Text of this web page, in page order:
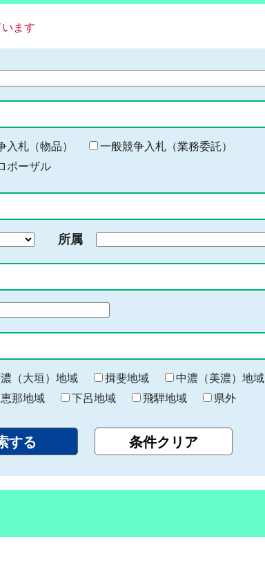
ます
入札（物品）
一般競争入札（業務委託）
ポーザル
所属
（大垣）地域 揖斐地域 中濃（美濃）地域
恵那地域 下呂地域 飛騨地域 県外